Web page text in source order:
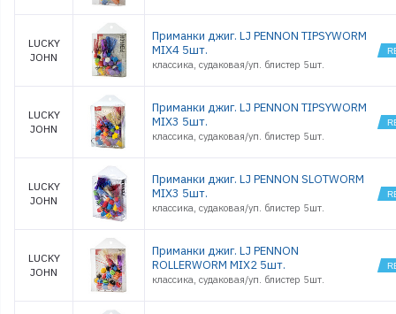
LUCKY
JOHN
Приманки джиг. LJ PENNON TIPSYWORM
MIX4 5шт.
классика, судаковая/уп. блистер 5шт.
LUCKY
JOHN
Приманки джиг. LJ PENNON TIPSYWORM
MIX3 5шт.
классика, судаковая/уп. блистер 5шт.
LUCKY
JOHN
Приманки джиг. LJ PENNON SLOTWORM
MIX3 5шт.
классика, судаковая/уп. блистер 5шт.
LUCKY
JOHN
Приманки джиг. LJ PENNON
ROLLERWORM MIX2 5шт.
классика, судаковая/уп. блистер 5шт.